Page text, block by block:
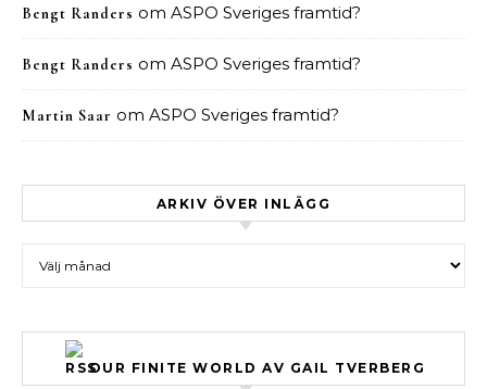
Bengt Randers om ASPO Sveriges framtid?
Bengt Randers om ASPO Sveriges framtid?
Martin Saar om ASPO Sveriges framtid?
ARKIV ÖVER INLÄGG
OUR FINITE WORLD AV GAIL TVERBERG